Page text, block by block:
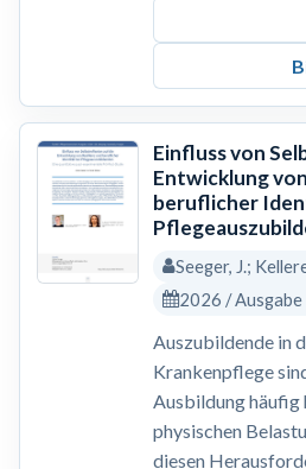
Einfluss von
Entwicklung
beruflicher
Seeger, J.;
2026 / Ausgabe
Auszubildende in
Krankenpflege
Ausbildung häufig
physischen
diesen